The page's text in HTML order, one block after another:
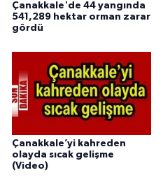
Çanakkale'de 44 yangında
541,289 hektar orman zarar
gördü
Çanakkale’yi kahreden
olayda sıcak gelişme
(Video)